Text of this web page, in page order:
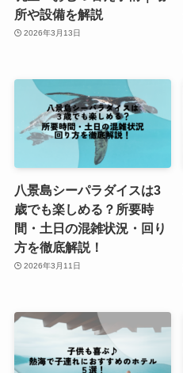
所や設備を解説
2026年3月13日
八景島シーパラダイスは3
歳でも楽しめる？所要時
間・土日の混雑状況・回り
方を徹底解説！
2026年3月11日